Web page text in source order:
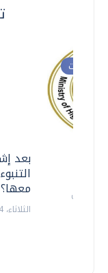
بعد
معها؟
الثلاثاء، 04 اغسطس 2026 04:04 م
وحوارات